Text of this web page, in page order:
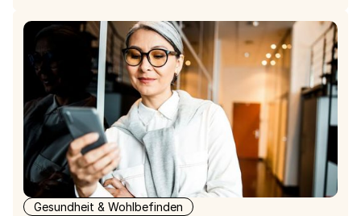
Gesundheit & Wohlbefinden